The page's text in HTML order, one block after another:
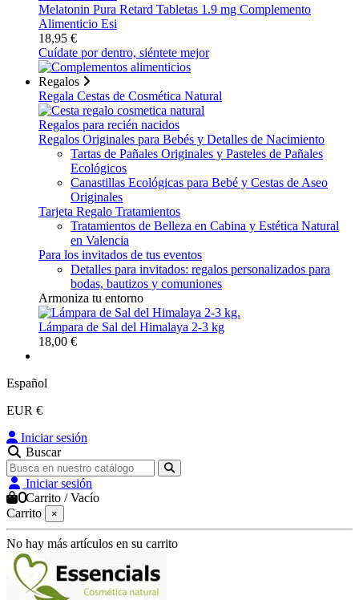
Melatonin Pura Retard Tabletas 1.9 mg Complemento
Alimenticio Esi
18,95 €
Cuídate por dentro, siéntete mejor
Regalos
Regala Cestas de Cosmética Natural
Regalos para recién nacidos
Regalos Originales para Bebés y Detalles de Nacimiento
Tartas de Pañales Originales y Pasteles de Pañales
Ecológicos
Canastillas Ecológicas para Bebé y Cestas de Aseo
Originales
Tarjeta Regalo Tratamientos
Tratamientos de Belleza en Cabina y Estética Natural
en Valencia
Para los invitados de tus eventos
Detalles para invitados: regalos personalizados para
bodas, bautizos y comuniones
Armoniza tu entorno
Lámpara de Sal del Himalaya 2-3 kg
18,00 €
Español
EUR €
Iniciar sesión
Buscar
Iniciar sesión
0Carrito /Vacío
Carrito
×
No hay más artículos en su carrito